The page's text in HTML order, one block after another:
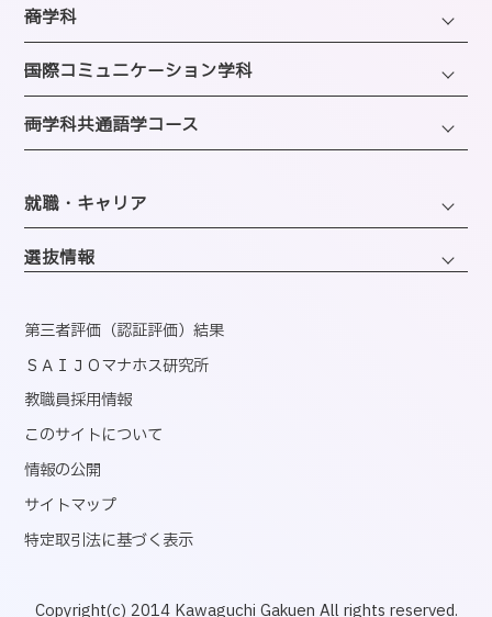
SAIJOの特徴
選ばれる理由
教員紹介
アクセス
施設のご紹介
図書館
クラブ＆サークルのご案内
海外留学制度
─商学科
ファッション・トレンドコース
ビューティーホスピタリティコース
経営・マーケティングコース
情報・AIライフコース
医療事務コンピュータコース
─国際コミュニケーション学科
観光・エンターテインメントコース
企画・地域ブランディングコース
ホテル・ホスピタリティコース
エアライン・ホスピタリティコース
ブライダル・コーディネートコース
─両学科共通語学コース
韓国語コミュニケーションコース
就職・キャリア
キャリアサポートセンター
資格取得
国内インターンシップ・課外研修
産官学連携
内定者速報
選抜情報
第三者評価（認証評価）結果
ＳＡＩＪＯマナホス研究所
教職員採用情報
このサイトについて
情報の公開
サイトマップ
特定取引法に基づく表示
Copyright(c) 2014 Kawaguchi Gakuen All rights reserved.